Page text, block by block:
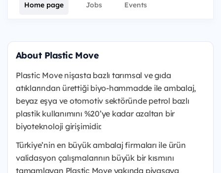
Home page Jobs Events
About Plastic Move
Plastic Move nişasta bazlı tarımsal ve gıda
atıklarından ürettiği biyo-hammadde ile ambalaj,
beyaz eşya ve otomotiv sektöründe petrol bazlı
plastik kullanımını %20’ye kadar azaltan bir
biyoteknoloji girişimidir.
Türkiye’nin en büyük ambalaj firmaları ile ürün
validasyon çalışmalarının büyük bir kısmını
tamamlayan Plastic Move yakında piyasaya